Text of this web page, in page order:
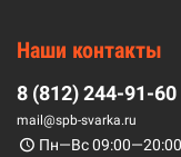
Наши контакты
8 (812) 244-91-60
mail@spb-svarka.ru
Пн—Вс 09:00—20:00